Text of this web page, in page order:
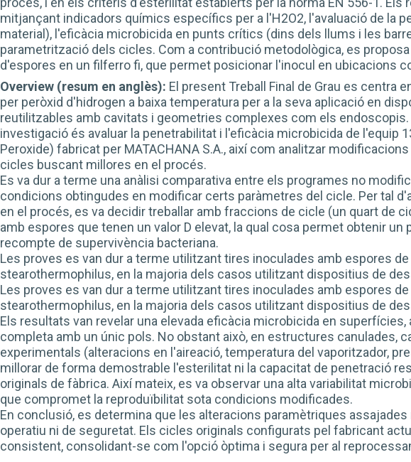
mitjançant indicadors químics específics per a l'H2O2, l'avaluació de la
material), l'eficàcia microbicida en punts crítics (dins dels llums i les
parametrització dels cicles. Com a contribució metodològica, es
d'espores en un filferro fi, que permet posicionar l'inocul en ubicacions
Overview (resum en anglès): El present Treball Final de Grau es
per peròxid d'hidrogen a baixa temperatura per a la seva aplicació en
reutilitzables amb cavitats i geometries complexes com els
investigació és avaluar la penetrabilitat i l'eficàcia microbicida de l'equip
Peroxide) fabricat per MATACHANA S.A., així com analitzar
cicles buscant millores en el procés.
Es va dur a terme una anàlisi comparativa entre els programes no
condicions obtingudes en modificar certs paràmetres del cicle. Per tal
en el procés, es va decidir treballar amb fraccions de cicle (un quart de
amb espores que tenen un valor D elevat, la qual cosa permet obtenir un
recompte de supervivència bacteriana.
Les proves es van dur a terme utilitzant tires inoculades amb espores
stearothermophilus, en la majoria dels casos utilitzant dispositius de
Les proves es van dur a terme utilitzant tires inoculades amb espores
stearothermophilus, en la majoria dels casos utilitzant dispositius de
Els resultats van revelar una elevada eficàcia microbicida en
completa amb un únic pols. No obstant això, en estructures canulades,
experimentals (alteracions en l'aireació, temperatura del vaporitzador,
millorar de forma demostrable l'esterilitat ni la capacitat de penetració
originals de fàbrica. Així mateix, es va observar una alta variabilitat
que compromet la reproduïbilitat sota condicions modificades.
En conclusió, es determina que les alteracions paramètriques
operatiu ni de seguretat. Els cicles originals configurats pel fabricant
consistent, consolidant-se com l'opció òptima i segura per al